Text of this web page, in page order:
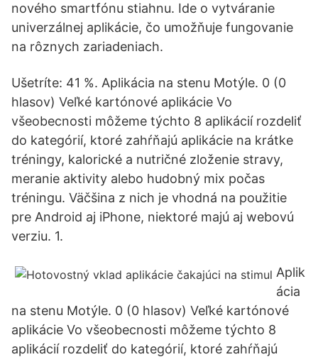
nového smartfónu stiahnu. Ide o vytváranie
univerzálnej aplikácie, čo umožňuje fungovanie
na rôznych zariadeniach.
Ušetríte: 41 %. Aplikácia na stenu Motýle. 0 (0
hlasov) Veľké kartónové aplikácie Vo
všeobecnosti môžeme týchto 8 aplikácií rozdeliť
do kategórií, ktoré zahŕňajú aplikácie na krátke
tréningy, kalorické a nutričné zloženie stravy,
meranie aktivity alebo hudobný mix počas
tréningu. Väčšina z nich je vhodná na použitie
pre Android aj iPhone, niektoré majú aj webovú
verziu. 1.
Aplik
ácia
na stenu Motýle. 0 (0 hlasov) Veľké kartónové
aplikácie Vo všeobecnosti môžeme týchto 8
aplikácií rozdeliť do kategórií, ktoré zahŕňajú